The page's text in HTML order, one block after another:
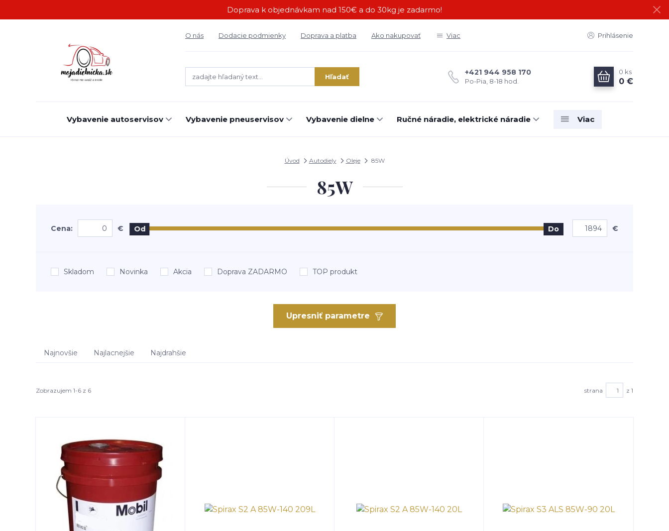
Doprava k objednávkam nad 150€ a do 30kg je zadarmo!
O nás Dodacie podmienky Doprava a platba Ako nakupovať Viac Prihlásenie
Hľadať +421 944 958 170
Po-Pia, 8-18 hod.
0 ks
0 €
Vybavenie autoservisov Vybavenie pneuservisov Vybavenie dielne Ručné náradie, elektrické náradie Viac
Úvod Autodiely Oleje 85W
85W
Upresniť parametre
Cena: € Od Do €
Skladom Novinka Akcia Doprava ZADARMO TOP produkt
Najnovšie Najlacnejšie Najdrahšie
Zobrazujem 1-6 z 6 strana z 1